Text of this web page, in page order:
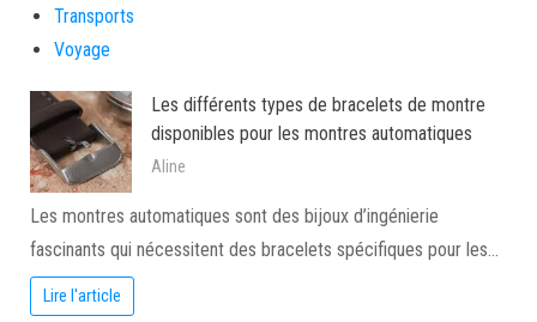
Transports
Voyage
Les différents types de bracelets de montre
disponibles pour les montres automatiques
Aline
Les montres automatiques sont des bijoux d’ingénierie
fascinants qui nécessitent des bracelets spécifiques pour les…
Lire l'article